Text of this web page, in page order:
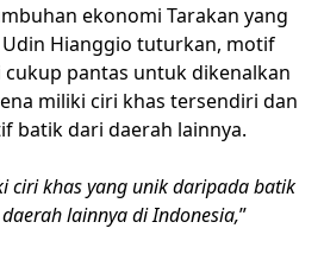
ekonomi Tarakan yang
Hianggio tuturkan, motif
cukup pantas untuk dikenalkan
miliki ciri khas tersendiri dan
batik dari daerah lainnya.
ciri khas yang unik daripada batik
lainnya di Indonesia,”